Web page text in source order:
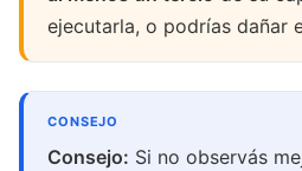
ejecutarla, o podrías dañar
Consejo: Si no observás